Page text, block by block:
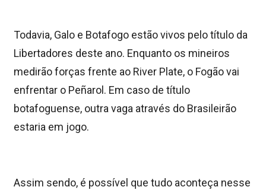
Todavia, Galo e Botafogo estão vivos pelo título da
Libertadores deste ano. Enquanto os mineiros
medirão forças frente ao River Plate, o Fogão vai
enfrentar o Peñarol. Em caso de título
botafoguense, outra vaga através do Brasileirão
estaria em jogo.
Assim sendo, é possível que tudo aconteça nesse